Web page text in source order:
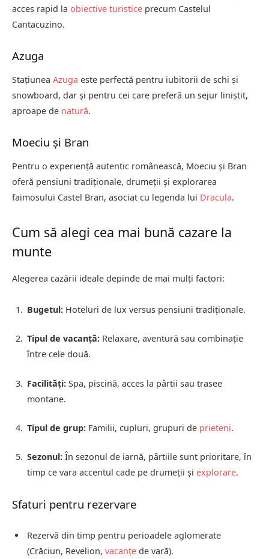
acces rapid la obiective turistice precum Castelul
Cantacuzino.
Azuga
Stațiunea Azuga este perfectă pentru iubitorii de schi și
snowboard, dar și pentru cei care preferă un sejur liniștit,
aproape de natură.
Moeciu și Bran
Pentru o experiență autentic românească, Moeciu și Bran
oferă pensiuni tradiționale, drumeții și explorarea
faimosului Castel Bran, asociat cu legenda lui Dracula.
Cum să alegi cea mai bună cazare la
munte
Alegerea cazării ideale depinde de mai mulți factori:
Bugetul: Hoteluri de lux versus pensiuni tradiționale.
Tipul de vacanță: Relaxare, aventură sau combinație
între cele două.
Facilități: Spa, piscină, acces la pârtii sau trasee
montane.
Tipul de grup: Familii, cupluri, grupuri de prieteni.
Sezonul: În sezonul de iarnă, pârtiile sunt prioritare, în
timp ce vara accentul cade pe drumeții și explorare.
Sfaturi pentru rezervare
Rezervă din timp pentru perioadele aglomerate
(Crăciun, Revelion, vacanțe de vară).